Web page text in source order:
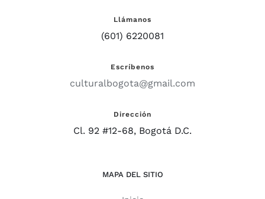
Llámanos
(601) 6220081
Escríbenos
culturalbogota@gmail.com
Dirección
Cl. 92 #12-68, Bogotá D.C.
MAPA DEL SITIO